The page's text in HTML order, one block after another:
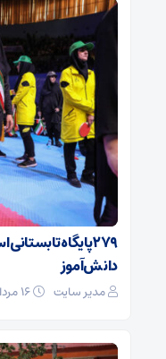
دانش‌آموز
مدیر سایت